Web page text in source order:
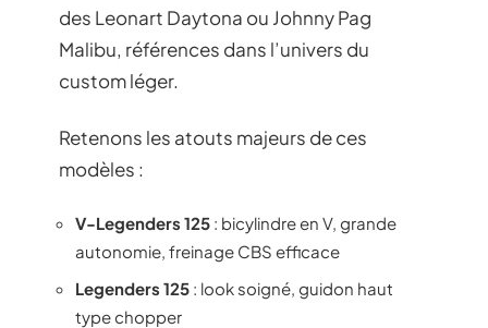
des Leonart Daytona ou Johnny Pag
Malibu, références dans l’univers du
custom léger.
Retenons les atouts majeurs de ces
modèles :
V-Legenders 125 : bicylindre en V, grande
autonomie, freinage CBS efficace
Legenders 125 : look soigné, guidon haut
type chopper